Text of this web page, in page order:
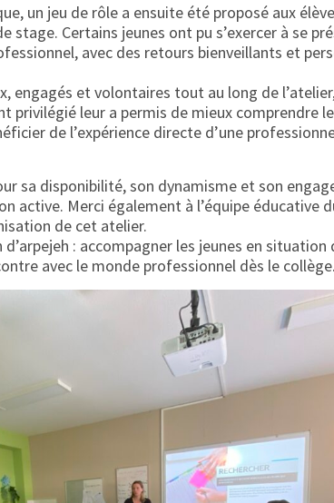
un jeu de rôle a ensuite été proposé aux
stage. Certains jeunes ont pu s’exercer à se
avec des retours bienveillants et
engagés et volontaires tout au long de
privilégié leur a permis de mieux comprendre
de l’expérience directe d’une
sa disponibilité, son dynamisme et son
active. Merci également à l’équipe éducative
de cet atelier.
: accompagner les jeunes en situation
avec le monde professionnel dès le collège.